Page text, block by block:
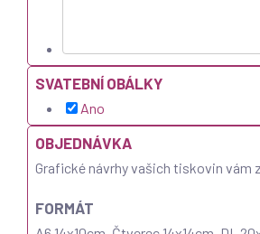
SVATEBNÍ OBÁLKY
Ano
OBJEDNÁVKA
Grafické návrhy vašich tiskovin vám
FORMÁT